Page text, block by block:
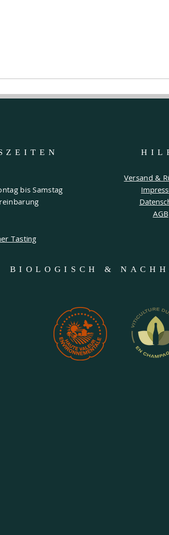
N
bis Samstag
Tasting
Versand &
AGB
BIOLOGISCH &